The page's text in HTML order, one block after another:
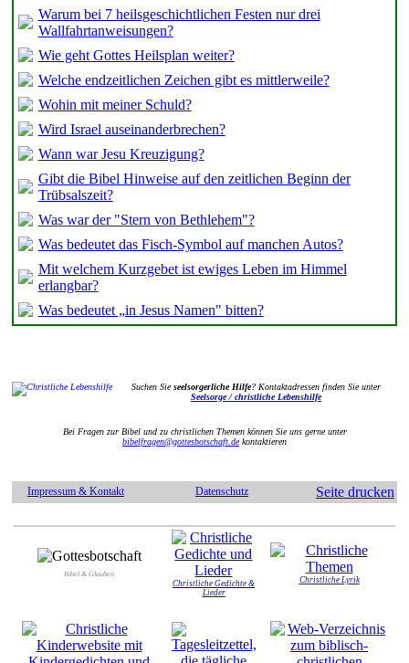
Warum bei 7 heilsgeschichtlichen Festen nur drei
Wallfahrtanweisungen?
Wie geht Gottes Heilsplan weiter?
Welche endzeitlichen Zeichen gibt es mittlerweile?
Wohin mit meiner Schuld?
Wird Israel auseinanderbrechen?
Wann war Jesu Kreuzigung?
Gibt die Bibel Hinweise auf den zeitlichen Beginn der
Trübsalszeit?
Was war der "Stern von Bethlehem"?
Was bedeutet das Fisch-Symbol auf manchen Autos?
Mit welchem Kurzgebet ist ewiges Leben im Himmel
erlangbar?
Was bedeutet „in Jesus Namen" bitten?
Suchen Sieseelsorgerliche Hilfe? Kontaktadressen finden Sie unter
Seelsorge / christliche Lebenshilfe
Bei Fragen zur Bibel und zu christlichen Themen können Sie uns gerne unter
bibelfragen@gottesbotschaft.dekontaktieren
Impressum & Kontakt Datenschutz Seite drucken
Bibel & Glauben
Christliche Gedichte &
Lieder
Christliche Lyrik